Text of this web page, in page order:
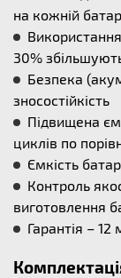
на кожній
30%
Безпека
зносостійкість
Підвищена
циклів по
Ємкість
Контроль
виготовлення
Гарантія – 12